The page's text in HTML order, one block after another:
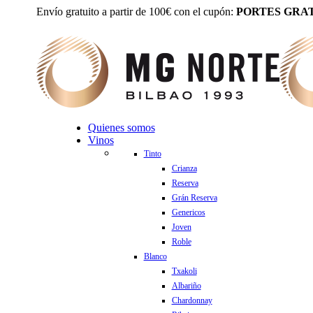
Envío gratuito a partir de 100€ con el cupón: PORTES
Quienes somos
Vinos
Tinto
Crianza
Reserva
Grán Reserva
Genericos
Joven
Roble
Blanco
Txakoli
Albariño
Chardonnay